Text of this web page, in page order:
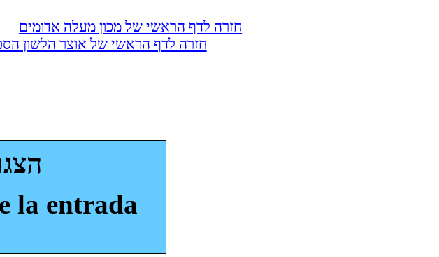
חזרה לדף הראשי של מכון מעלה אדומים
חזרה לדף הראשי של אוצר הלשון
la entrada